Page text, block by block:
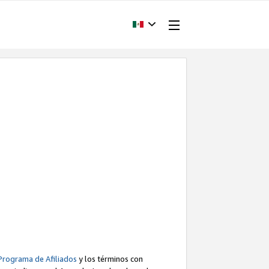
de Afiliados y los términos con